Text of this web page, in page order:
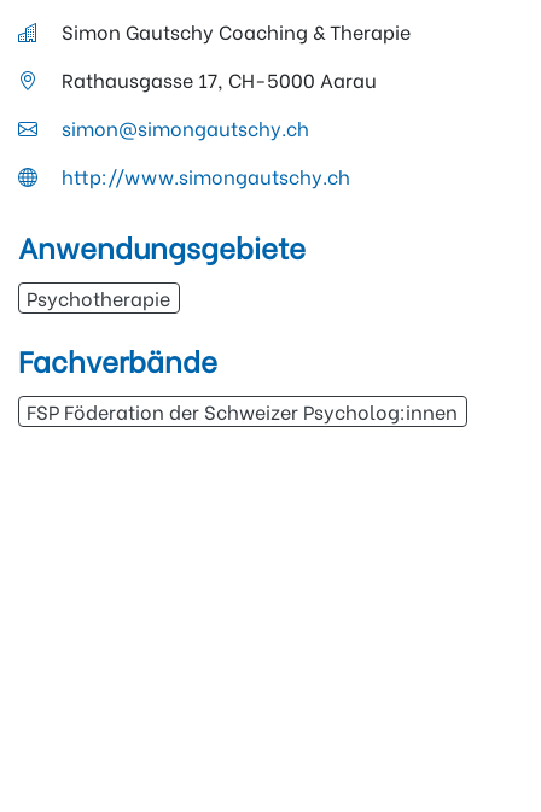
Simon Gautschy Coaching & Therapie
Rathausgasse 17, CH-5000 Aarau
simon@simongautschy.ch
http://www.simongautschy.ch
Anwendungsgebiete
Psychotherapie
Fachverbände
FSP Föderation der Schweizer Psycholog:innen